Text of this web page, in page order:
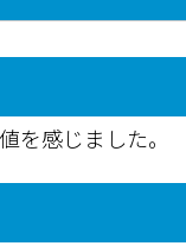
感じました。